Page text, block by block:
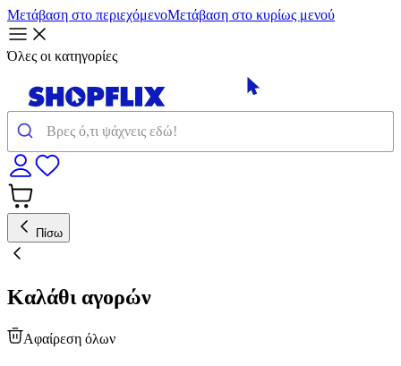
Μετάβαση στο περιεχόμενοΜετάβαση στο κυρίως μενού
Όλες οι κατηγορίες
Πίσω
Καλάθι αγορών
Αφαίρεση όλων